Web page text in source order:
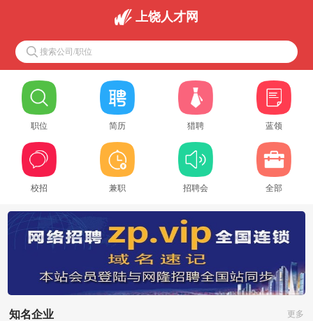
上饶人才网
搜索公司/职位
职位 简历 猎聘 蓝领
校招 兼职 招聘会 全部
知名企业 更多